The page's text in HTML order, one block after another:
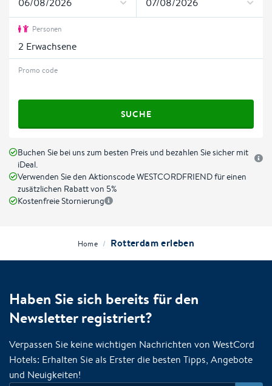
Personen
2 Erwachsene
Promo code
SUCHE
Buchen Sie bei uns zum besten Preis und bezahlen Sie sicher mit
iDeal.
Verwenden Sie den Aktionscode WESTCORDFRIEND für einen
zusätzlichen Rabatt von 5%
Kostenfreie Stornierung
Home / Rotterdam erleben
Haben Sie sich bereits für den
Newsletter registriert?
Verpassen Sie keine wichtigen Nachrichten von WestCord
Hotels: Erhalten Sie als Erster die besten Tipps, Angebote
und Neuigkeiten!